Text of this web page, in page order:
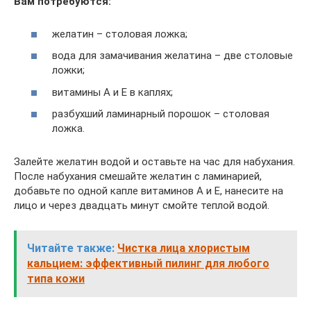
желатин – столовая ложка;
вода для замачивания желатина – две столовые
ложки;
витамины А и Е в каплях;
разбухший ламинарный порошок – столовая
ложка.
Залейте желатин водой и оставьте на час для набухания.
После набухания смешайте желатин с ламинарией,
добавьте по одной капле витаминов А и Е, нанесите на
лицо и через двадцать минут смойте теплой водой.
Читайте также: Чистка лица хлористым
кальцием: эффективный пилинг для любого
типа кожи